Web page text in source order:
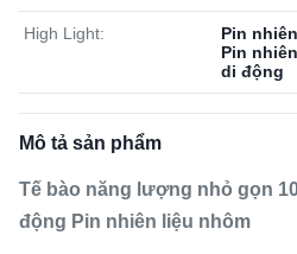
High Light: Pin
Pin
di động
Mô tả sản phẩm
Tế bào năng lượng nhỏ gọn
động Pin nhiên liệu nhôm